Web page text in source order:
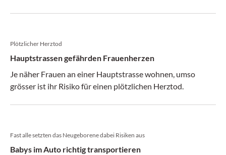
Plötzlicher Herztod
Hauptstrassen gefährden Frauenherzen
Je näher Frauen an einer Hauptstrasse wohnen, umso
grösser ist ihr Risiko für einen plötzlichen Herztod.
Fast alle setzten das Neugeborene dabei Risiken aus
Babys im Auto richtig transportieren